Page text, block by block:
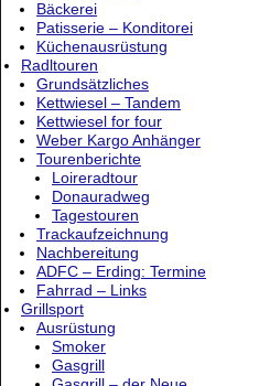
Bäckerei
Patisserie – Konditorei
Küchenausrüstung
Radltouren
Grundsätzliches
Kettwiesel – Tandem
Kettwiesel for four
Weber Kargo Anhänger
Tourenberichte
Loireradtour
Donauradweg
Tagestouren
Trackaufzeichnung
Nachbereitung
ADFC – Erding: Termine
Fahrrad – Links
Grillsport
Ausrüstung
Smoker
Gasgrill